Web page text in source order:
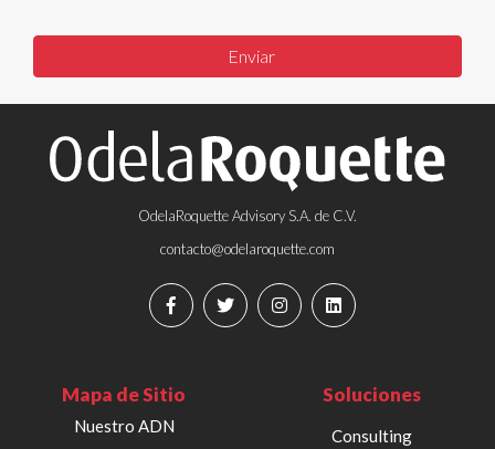
OdelaRoquette Advisory S.A. de C.V.
contacto@odelaroquette.com
Mapa de Sitio
Nuestro ADN
Soluciones
Consulting